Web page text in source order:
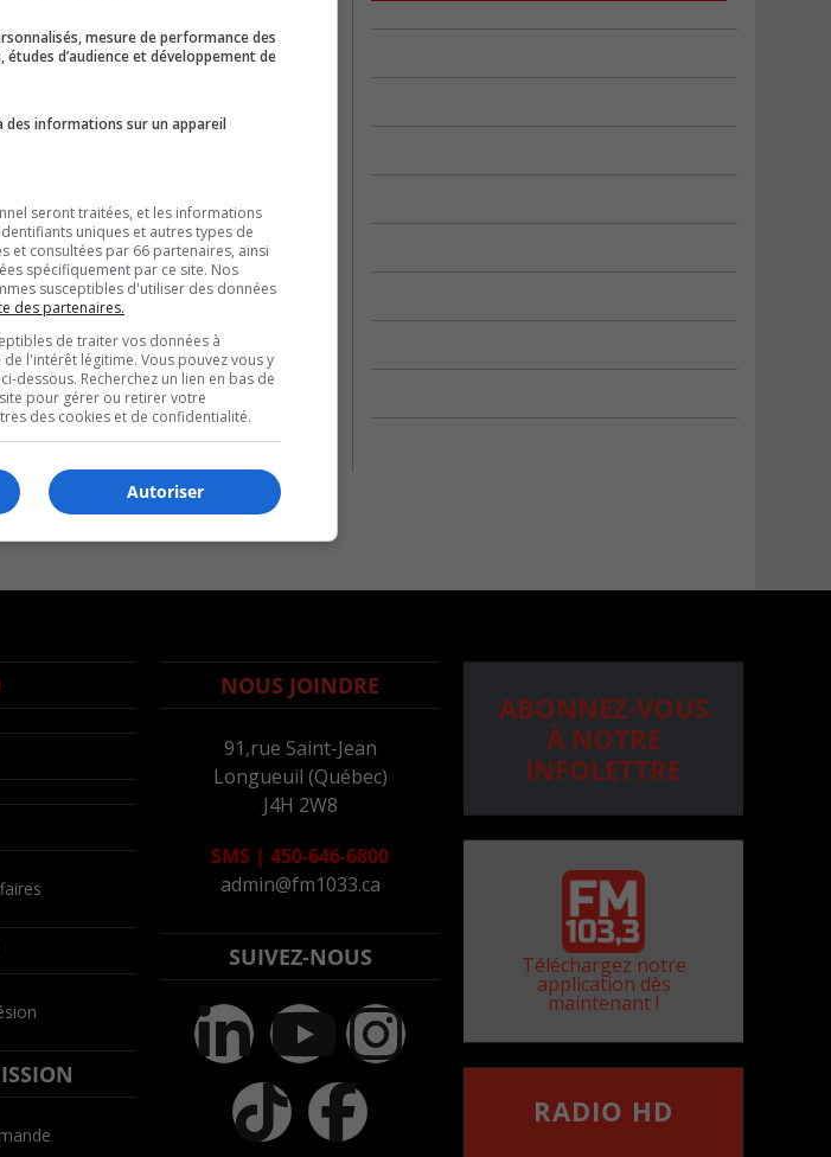
NOUS JOINDRE
91,rue Saint-Jean
Longueuil (Québec)
J4H 2W8
SMS | 450-646-6800
admin@fm1033.ca
SUIVEZ-NOUS
ABONNEZ-VOUS
À NOTRE
INFOLETTRE
Téléchargez notre
application dès
maintenant !
RADIO HD
mesure de performance des
d’audience et développement de
des informations sur un appareil
seront traitées, et les informations
uniques et autres types de
et consultées par 66 partenaires, ainsi
spécifiquement par ce site. Nos
susceptibles d'utiliser des données
des partenaires.
de traiter vos données à
l'intérêt légitime. Vous pouvez vous y
dessous. Recherchez un lien en bas de
pour gérer ou retirer votre
des cookies et de confidentialité.
Autoriser